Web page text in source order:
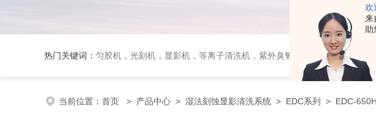
欢
来
助
热门关键词： 匀胶机，光刻机，显影机，等离子清洗机，紫外臭氧清洗机，紫外固化箱，
当前位置： 首页 > 产品中心 > 湿法刻蚀显影清洗系统 > EDC系列 > EDC-